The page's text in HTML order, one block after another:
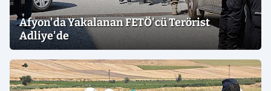
Afyon'da Yakalanan FETÖ'cü Terörist
Adliye'de